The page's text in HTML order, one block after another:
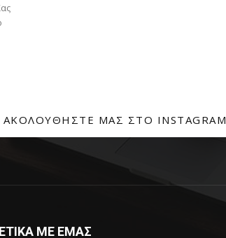
ΑΚΟΛΟΥΘΉΣΤΕ ΜΑΣ ΣΤΟ INSTAGRAM
ΜΕ ΕΜΑΣ